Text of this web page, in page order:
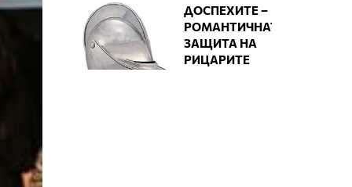
ДОСПЕХИТЕ –
РОМАНТИЧНАТА
ЗАЩИТА НА
РИЦАРИТЕ